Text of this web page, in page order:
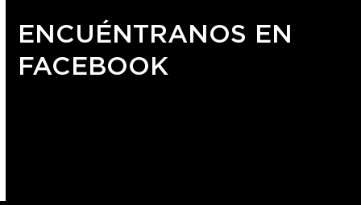
ENCUÉNTRANOS EN
FACEBOOK